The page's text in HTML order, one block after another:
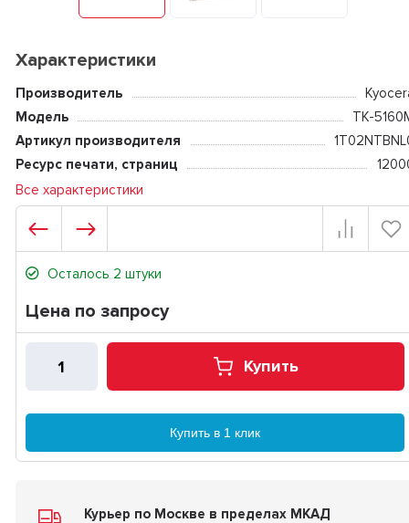
Характеристики
Производитель
Модель
TK-
Артикул производителя
Ресурс печати, страниц
Все характеристики
Осталось 2 штуки
Цена по запросу
Купить
Купить в 1 клик
Курьер по Москве в пределах МКАД